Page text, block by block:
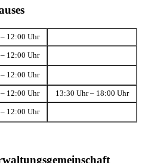
12:00 Uhr
12:00 Uhr
12:00 Uhr
12:00 Uhr 13:30 Uhr – 18:00 Uhr
12:00 Uhr